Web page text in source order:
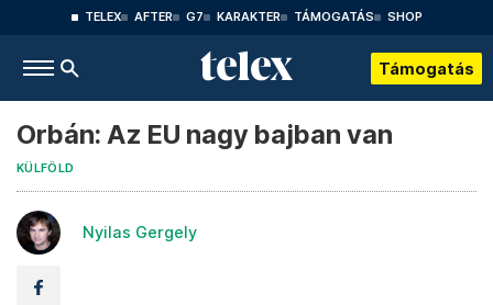
TELEX AFTER G7 KARAKTER TÁMOGATÁS SHOP
Támogatás
Orbán: Az EU nagy bajban van
KÜLFÖLD
Nyilas Gergely